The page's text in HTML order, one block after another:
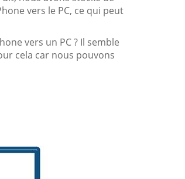
vers le PC, ce qui peut
vers un PC ? Il semble
cela car nous pouvons